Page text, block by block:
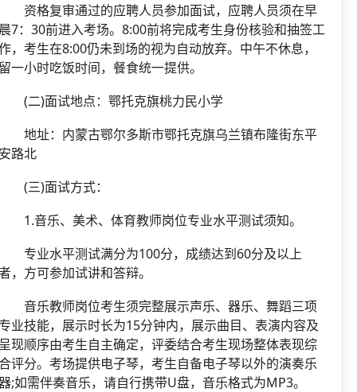
格复审通过的应聘人员参加面试，应聘人员须在早
7：30前进入考场。8:00前将完成考生身份核验和抽签工
，考生在8:00仍未到场的视为自动放弃。中午不休息，
一小时吃饭时间，餐食统一提供。
二)面试地点：鄂托克旗桃力民小学
址：内蒙古鄂尔多斯市鄂托克旗乌兰镇布隆街东平
路北
三)面试方式：
音乐、美术、体育教师岗位专业水平测试须知。
业水平测试满分为100分，成绩达到60分及以上
，方可参加试讲和答辩。
乐教师岗位考生须完整展示声乐、器乐、舞蹈三项
业技能，展示时长为15分钟内，展示曲目、表演内容及
现顺序由考生自主确定，评委结合考生现场整体表现综
评分。考场提供电子琴，考生自备电子琴以外的演奏乐
;如需伴奏音乐，请自行携带U盘，音乐格式为MP3。